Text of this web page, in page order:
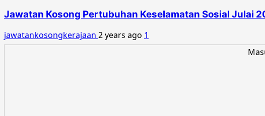
Jawatan Kosong Pertubuhan Keselamatan Sosial Julai
jawatankosongkerajaan 2 years ago 1